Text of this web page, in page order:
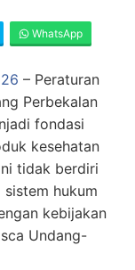
WhatsApp
– Peraturan
Perbekalan
fondasi
kesehatan
tidak berdiri
hukum
kebijakan
Undang-